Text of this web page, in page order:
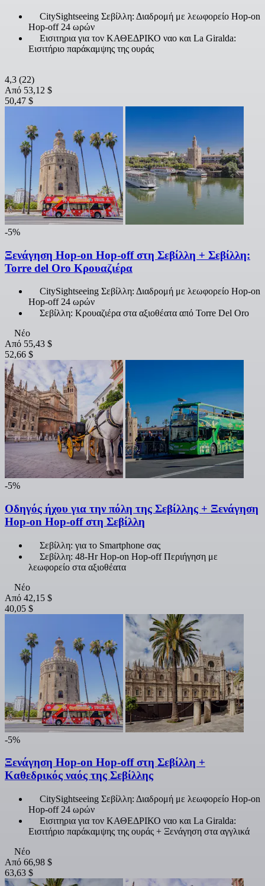
CitySightseeing Σεβίλλη: Διαδρομή με λεωφορείο Hop-on
Hop-off 24 ωρών
Εισιτηρια για τον ΚΑΘΕΔΡΙΚΟ ναο και La Giralda:
Εισιτήριο παράκαμψης της ουράς
4,3 (22)
Από 53,12 $
50,47 $
-5%
Ξενάγηση Hop-on Hop-off στη Σεβίλλη + Σεβίλλη:
Torre del Oro Κρουαζιέρα
CitySightseeing Σεβίλλη: Διαδρομή με λεωφορείο Hop-on
Hop-off 24 ωρών
Σεβίλλη: Κρουαζιέρα στα αξιοθέατα από Torre Del Oro
Νέο
Από 55,43 $
52,66 $
-5%
Οδηγός ήχου για την πόλη της Σεβίλλης + Ξενάγηση
Hop-on Hop-off στη Σεβίλλη
Σεβίλλη: για το Smartphone σας
Σεβίλλη: 48-Hr Hop-on Hop-off Περιήγηση με
λεωφορείο στα αξιοθέατα
Νέο
Από 42,15 $
40,05 $
-5%
Ξενάγηση Hop-on Hop-off στη Σεβίλλη +
Καθεδρικός ναός της Σεβίλλης
CitySightseeing Σεβίλλη: Διαδρομή με λεωφορείο Hop-on
Hop-off 24 ωρών
Εισιτηρια για τον ΚΑΘΕΔΡΙΚΟ ναο και La Giralda:
Εισιτήριο παράκαμψης της ουράς + Ξενάγηση στα αγγλικά
Νέο
Από 66,98 $
63,63 $